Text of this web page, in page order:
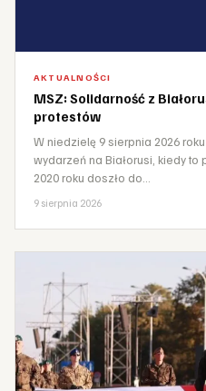
AKTUALNOŚCI
MSZ: Solidarność z
protestów
W niedzielę 9 sierpnia 2026
wydarzeń na Białorusi, kiedy
2020 roku doszło do…
9 sierpnia 2026